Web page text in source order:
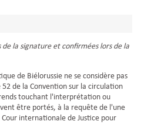
la signature et confirmées lors de la
de Biélorussie ne se considère pas
de la Convention sur la circulation
touchant l'interprétation ou
être portés, à la requête de l'une
internationale de Justice pour